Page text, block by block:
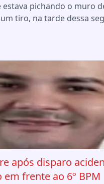
pichando o muro
tiro, na tarde dessa
após disparo
frente ao 6º BPM